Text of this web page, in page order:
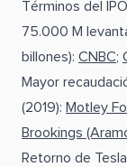
Términos del
75.000 M
billones): CNBC;
Mayor
(2019): Motley
Brookings
Retorno de